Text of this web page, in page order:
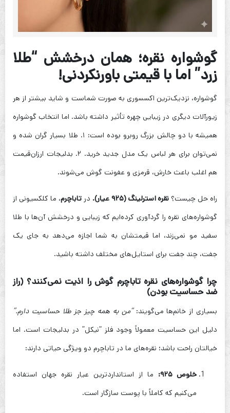
گوشواره نقره؛ همان درخشش “طلا
زرد” اما با قیمتی باورنکردنی!
گوشواره، نزدیک‌ترین اکسسوری به صورت شماست و شاید بیشتر از هر
زیورآلات دیگری در زیبایی چهره تأثیر داشته باشد. اما انتخاب گوشواره
همیشه با دو چالش بزرگ روبرو بوده است: ۱. طلا بسیار گران شده و
نمی‌توان برای هر لباس یک مدل جدید خرید. ۲. بدلیجات ارزان‌قیمت
هم اغلب باعث خارش، قرمزی و عفونت گوش می‌شوند.
راه حل چیست؟نقره استرلینگ (۹۲۵ عیار). در تاباچرم، ما کلکسیونی از
گوشواره‌های نقره را گردآوری کرده‌ایم که زیبایی و درخشش آن‌ها با طلا
سفید مو نمی‌زند، اما قیمتشان به شما اجازه می‌دهد به جای یک
جفت، چند جفت برای استایل‌های مختلف داشته باشید.
چرا گوشواره‌های نقره تاباچرم گوش را اذیت نمی‌کنند؟ (راز
ضد حساسیت بودن)
بسیاری از خانم‌ها می‌گویند:“من به همه چیز جز طلا حساسیت دارم.”
دلیل این حساسیت معمولاً وجود فلز “نیکل” در بدلیجات است. اما
خیالتان راحت باشد؛ نقره‌های ما در تاباچرم دو ویژگی حیاتی دارند:
خلوص ۹۲۵:
ما از استانداردترین عیار نقره جهان استفاده
می‌کنیم که کاملاً با پوست سازگار است.